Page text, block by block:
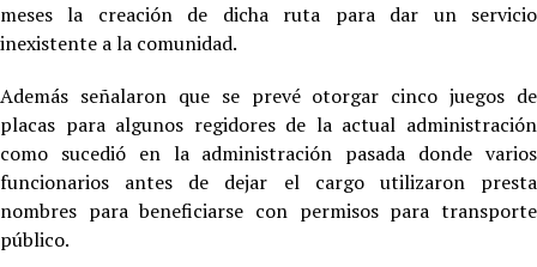
meses la creación de dicha ruta para dar un servicio
inexistente a la comunidad.
Además señalaron que se prevé otorgar cinco juegos de
placas para algunos regidores de la actual administración
como sucedió en la administración pasada donde varios
funcionarios antes de dejar el cargo utilizaron presta
nombres para beneficiarse con permisos para transporte
público.